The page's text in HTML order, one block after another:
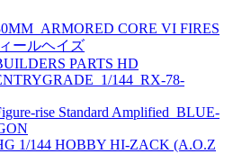
CORE VI FIRES
ールヘイズ
PARTS HD
144_RX-78-
rise Standard Amplified_BLUE-
1/144 HOBBY HI-ZACK (A.O.Z